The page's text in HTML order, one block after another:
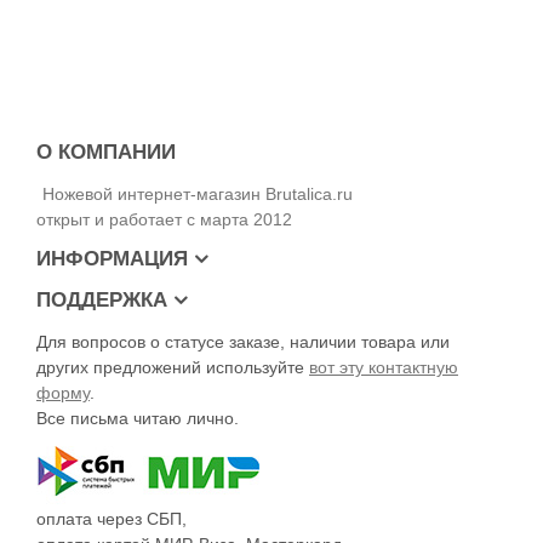
Обработка клинка – сатин
Замок – Frame Lock
Вес – 69 г
О КОМПАНИИ
Ножевой интернет-магазин Brutalica.ru
открыт и работает с марта 2012
ИНФОРМАЦИЯ
ПОДДЕРЖКА
Для вопросов о статусе заказе, наличии товара или
других предложений используйте вот эту контактную
форму.
Все письма читаю лично.
оплата через СБП,